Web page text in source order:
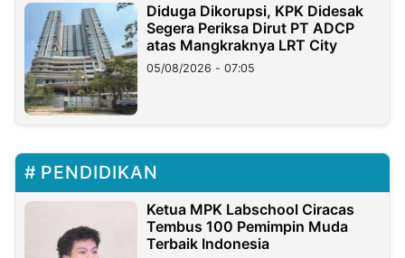
Diduga Dikorupsi, KPK Didesak
Segera Periksa Dirut PT ADCP
atas Mangkraknya LRT City
05/08/2026 - 07:05
PENDIDIKAN
Ketua MPK Labschool Ciracas
Tembus 100 Pemimpin Muda
Terbaik Indonesia